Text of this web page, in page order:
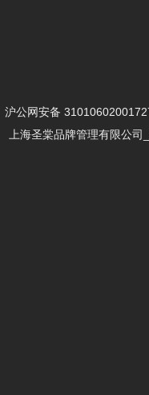
沪公网安备
上海圣棠品牌管理有限公